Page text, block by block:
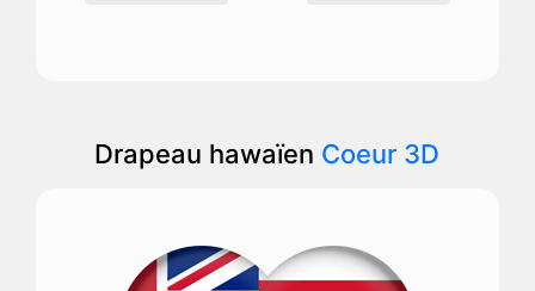
Drapeau hawaïen Coeur 3D